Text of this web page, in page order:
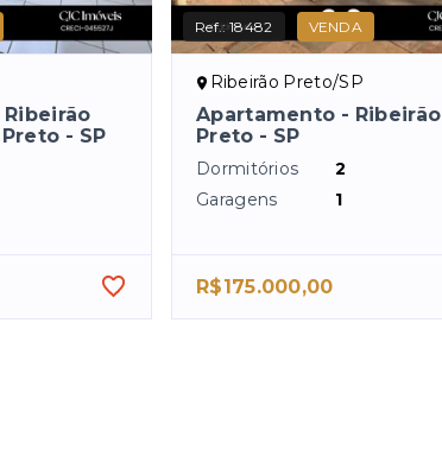
- SP
Ref.:18482 VENDA
Ribeirão Preto/SP
Apartamento - Ribeirão
Preto - SP
Dormitórios
2
Garagens
1
R$175.000,00